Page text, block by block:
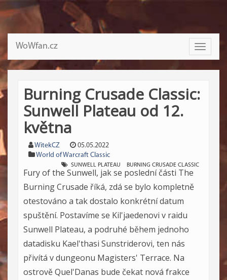
Toggle
WoWfan.cz
Burning Crusade Classic:
Sunwell Plateau od 12.
května
WitekCZ
05.05.2022
World of Warcraft Classic
SUNWELL PLATEAU BURNING CRUSADE CLASSIC
Fury of the Sunwell, jak se poslední části The
Burning Crusade říká, zdá se bylo kompletně
otestováno a tak dostalo konkrétní datum
spuštění. Postavíme se Kil'jaedenovi v raidu
Sunwell Plateau, a podruhé během jednoho
datadisku Kael'thasi Sunstriderovi, ten nás
přivítá v dungeonu Magisters' Terrace. Na
ostrově Quel'Danas bude čekat nová frakce